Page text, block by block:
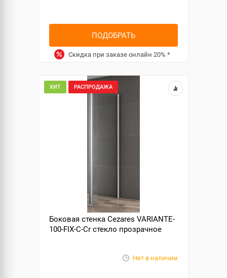
ПОДОБРАТЬ
Скидка при заказе онлайн 20% *
ХИТ РАСПРОДАЖА
Боковая стенка Cezares VARIANTE-
100-FIX-C-Cr стекло прозрачное
Нет в наличии